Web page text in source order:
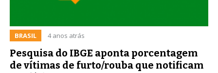
BRASIL 4 anos atrás
Pesquisa do IBGE aponta porcentagem
de vítimas de furto/rouba que notificam